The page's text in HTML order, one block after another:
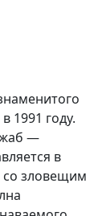
1991 году.
жаб —
в
со зловещим